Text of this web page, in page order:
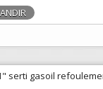
serti gasoil